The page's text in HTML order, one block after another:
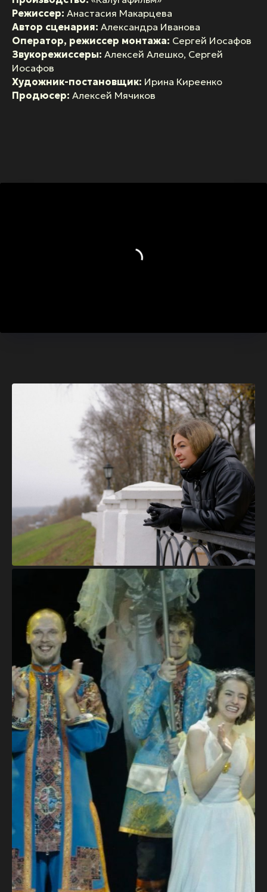
Режиссер: Анастасия Макарцева
Автор сценария: Александра Иванова
Оператор, режиссер монтажа: Сергей Иосафов
Звукорежиссеры: Алексей Алешко, Сергей
Иосафов
Художник-постановщик: Ирина Киреенко
Продюсер: Алексей Мячиков